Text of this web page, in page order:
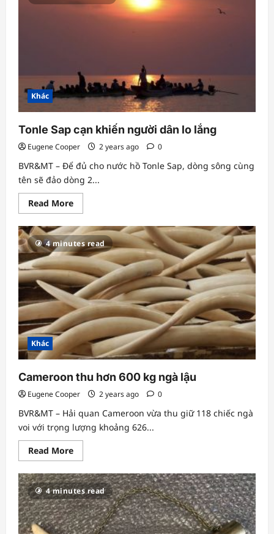
rõ
trách
bảo
vệ
môi
trường
Khác
Tonle Sap cạn khiến người dân lo lắng
Eugene Cooper 2 years ago 0
BVR&MT – Để đủ cho nước hồ Tonle Sap, dòng sông cùng
tên sẽ đảo dòng 2...
Read MoreRead
more
Tonle
Sap
cạn
khiến
người
dân
lo
lắng
4 minutes read
Khác
Cameroon thu hơn 600 kg ngà lậu
Eugene Cooper 2 years ago 0
BVR&MT – Hải quan Cameroon vừa thu giữ 118 chiếc ngà
voi với trọng lượng khoảng 626...
Read MoreRead
more
Cameroon
thu
hơn
600
kg
ngà
lậu
4 minutes read